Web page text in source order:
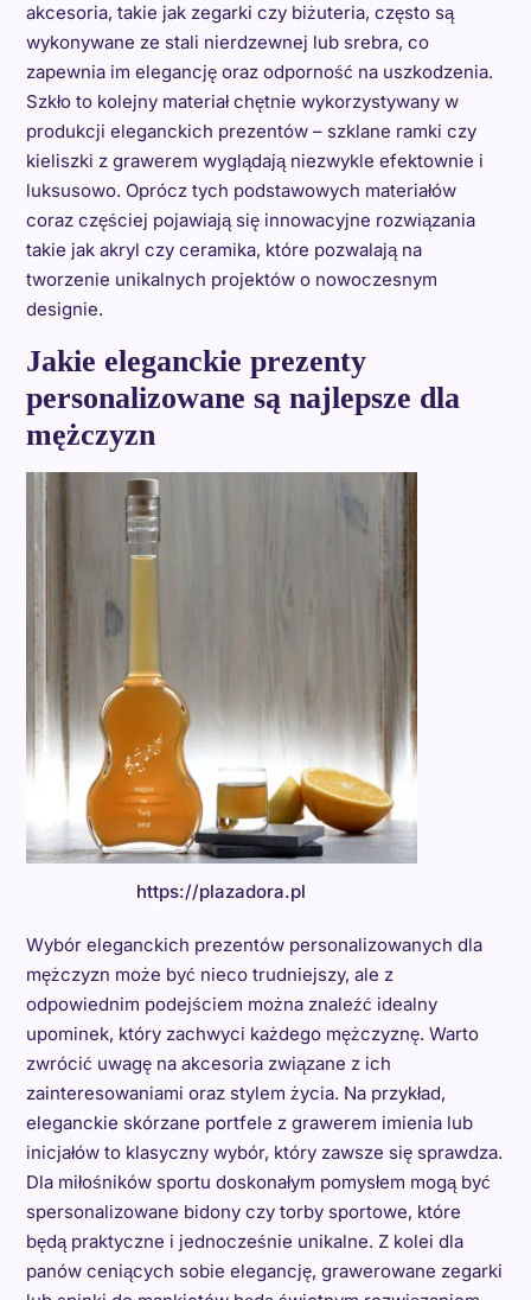
akcesoria, takie jak zegarki czy biżuteria, często są
wykonywane ze stali nierdzewnej lub srebra, co
zapewnia im elegancję oraz odporność na uszkodzenia.
Szkło to kolejny materiał chętnie wykorzystywany w
produkcji eleganckich prezentów – szklane ramki czy
kieliszki z grawerem wyglądają niezwykle efektownie i
luksusowo. Oprócz tych podstawowych materiałów
coraz częściej pojawiają się innowacyjne rozwiązania
takie jak akryl czy ceramika, które pozwalają na
tworzenie unikalnych projektów o nowoczesnym
designie.
Jakie eleganckie prezenty
personalizowane są najlepsze dla
mężczyzn
https://plazadora.pl
Wybór eleganckich prezentów personalizowanych dla
mężczyzn może być nieco trudniejszy, ale z
odpowiednim podejściem można znaleźć idealny
upominek, który zachwyci każdego mężczyznę. Warto
zwrócić uwagę na akcesoria związane z ich
zainteresowaniami oraz stylem życia. Na przykład,
eleganckie skórzane portfele z grawerem imienia lub
inicjałów to klasyczny wybór, który zawsze się sprawdza.
Dla miłośników sportu doskonałym pomysłem mogą być
spersonalizowane bidony czy torby sportowe, które
będą praktyczne i jednocześnie unikalne. Z kolei dla
panów ceniących sobie elegancję, grawerowane zegarki